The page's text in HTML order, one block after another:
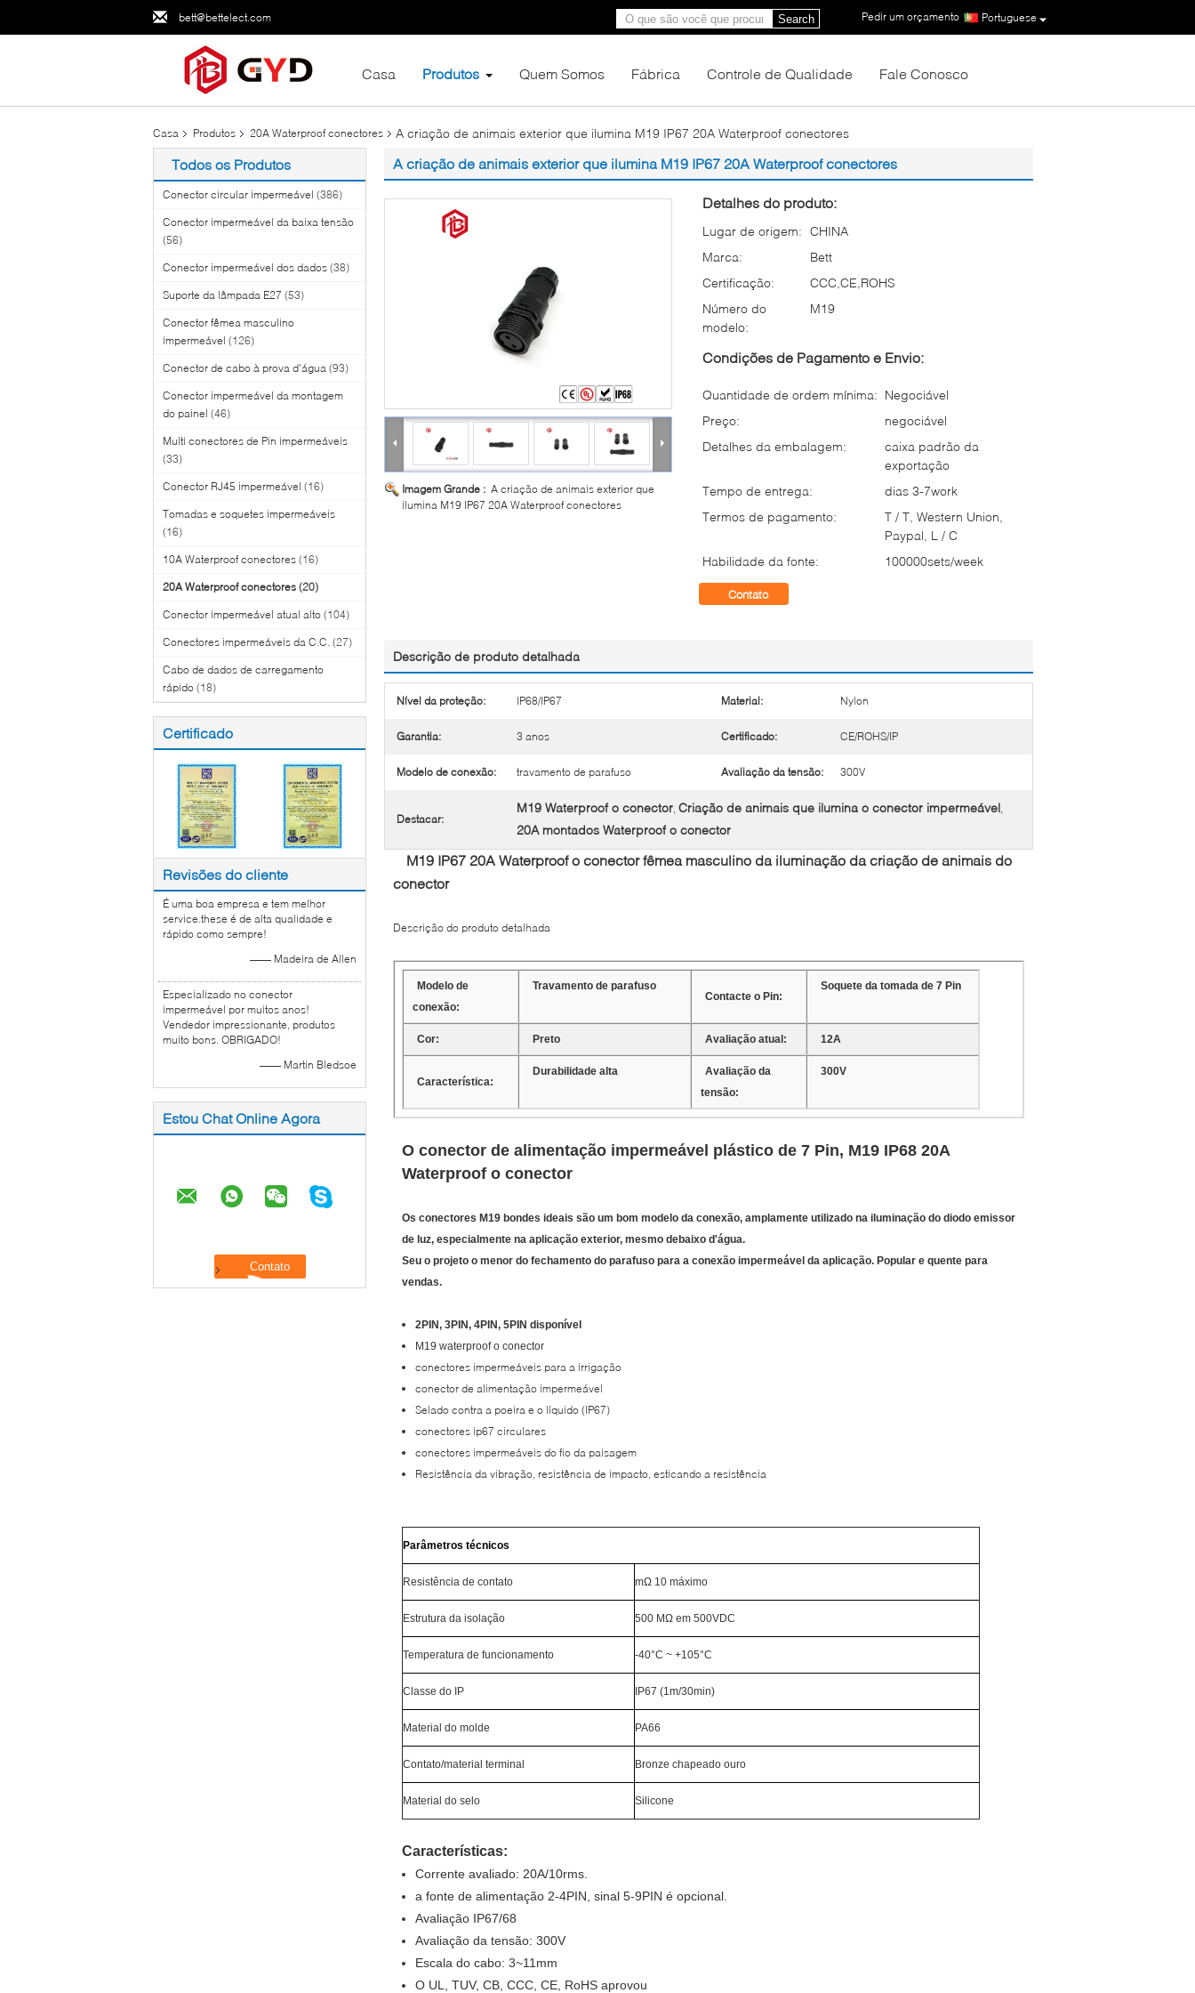
bett@bettelect.com Portuguese
Pedir um orçamento |
Search
Casa Produtos Quem Somos Fábrica Controle de Qualidade Fale Conosco
Casa Produtos 20A Waterproof conectores A criação de animais exterior que ilumina M19 IP67 20A Waterproof conectores
Todos os Produtos
Conector circular impermeável (386)
Conector impermeável da baixa tensão
(56)
Conector impermeável dos dados (38)
Suporte da lâmpada E27 (53)
Conector fêmea masculino
impermeável (126)
Conector de cabo à prova d'água (93)
Conector impermeável da montagem
do painel (46)
Multi conectores de Pin impermeáveis
(33)
Conector RJ45 impermeável (16)
Tomadas e soquetes impermeáveis
(16)
10A Waterproof conectores (16)
20A Waterproof conectores (20)
Conector impermeável atual alto (104)
Conectores impermeáveis da C.C. (27)
Cabo de dados de carregamento
rápido (18)
Certificado
Revisões do cliente
É uma boa empresa e tem melhor
service.these é de alta qualidade e
rápido como sempre!
—— Madeira de Allen
Especializado no conector
impermeável por muitos anos!
Vendedor impressionante, produtos
muito bons. OBRIGADO!
—— Martin Bledsoe
Estou Chat Online Agora
A criação de animais exterior que ilumina M19 IP67 20A Waterproof conectores
Imagem Grande : A criação de animais exterior que
ilumina M19 IP67 20A Waterproof conectores
Detalhes do produto:
Lugar de origem: CHINA
Marca:
Bett
Certificação:
CCC,CE,ROHS
Número do
modelo:
M19
Condições de Pagamento e Envio:
Quantidade de ordem mínima: Negociável
Preço:
negociável
Detalhes da embalagem:
caixa padrão da
exportação
Tempo de entrega:
dias 3-7work
Termos de pagamento:
T / T, Western Union,
Paypal, L / C
Habilidade da fonte:
100000sets/week
Contato
Descrição de produto detalhada
Nível da proteção: IP68/IP67 Material: Nylon
Garantia: 3 anos Certificado: CE/ROHS/IP
Modelo de conexão: travamento de parafuso Avaliação da tensão: 300V
Destacar:
M19 Waterproof o conector Criação de animais que ilumina o conector impermeável
20A montados Waterproof o conector
M19 IP67 20A Waterproof o conector fêmea masculino da iluminação da criação de animais do
conector
Descrição do produto detalhada
Modelo de
conexão:
Travamento de parafuso
Contacte o Pin:
Soquete da tomada de 7 Pin
Cor: Preto Avaliação atual: 12A
Característica:
Durabilidade alta
Avaliação da
tensão:
300V
O conector de alimentação impermeável plástico de 7 Pin, M19 IP68 20A
Waterproof o conector
Os conectores M19 bondes ideais são um bom modelo da conexão, amplamente utilizado na iluminação do diodo emissor
de luz, especialmente na aplicação exterior, mesmo debaixo d'água.
Seu o projeto o menor do fechamento do parafuso para a conexão impermeável da aplicação. Popular e quente para
vendas.
2PIN, 3PIN, 4PIN, 5PIN disponível
M19 waterproof o conector
conectores impermeáveis para a irrigação
conector de alimentação impermeável
Selado contra a poeira e o líquido (IP67)
conectores ip67 circulares
conectores impermeáveis do fio da paisagem
Resistência da vibração, resistência de impacto, esticando a resistência
Parâmetros técnicos
Resistência de contato mΩ 10 máximo
Estrutura da isolação 500 MΩ em 500VDC
Temperatura de funcionamento -40°C ~ +105°C
Classe do IP IP67 (1m/30min)
Material do molde PA66
Contato/material terminal Bronze chapeado ouro
Material do selo Silicone
Características:
Corrente avaliado: 20A/10rms.
a fonte de alimentação 2-4PIN, sinal 5-9PIN é opcional.
Avaliação IP67/68
Avaliação da tensão: 300V
Escala do cabo: 3~11mm
O UL, TUV, CB, CCC, CE, RoHS aprovou